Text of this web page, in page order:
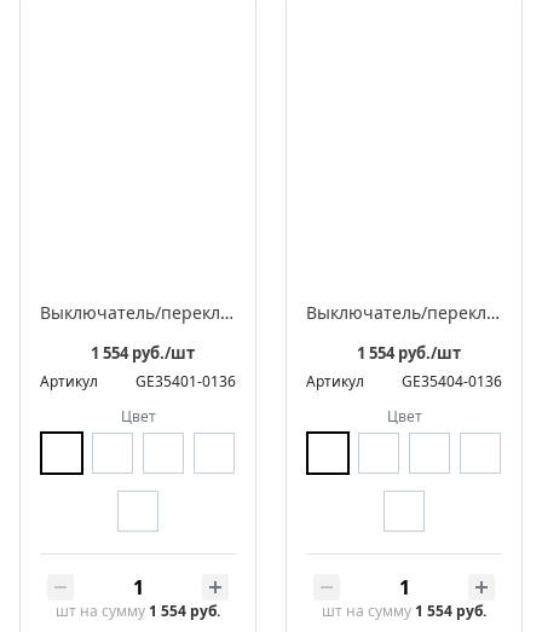
Выключатель/переключатель поворотный на 4 положения встраиваемый двухклавишный, серия ЛАХТА «Престиж»
1 554 руб./шт
Артикул
GE35401-0136
Цвет
шт на сумму 1 554 руб.
Выключатель/переключатель поворотный проходной встраиваемый одноклавишный, серия ЛАХТА «Престиж»
1 554 руб./шт
Артикул
GE35404-0136
Цвет
шт на сумму 1 554 руб.